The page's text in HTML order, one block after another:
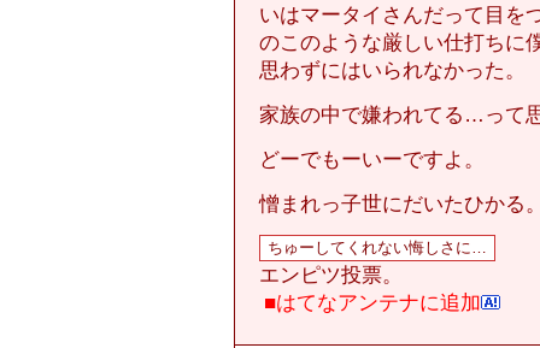
いはマータイさんだって目を
のこのような厳しい仕打ちに
思わずにはいられなかった。
家族の中で嫌われてる…って
どーでもーいーですよ。
憎まれっ子世にだいたひかる
エンピツ投票。
■はてなアンテナに追加